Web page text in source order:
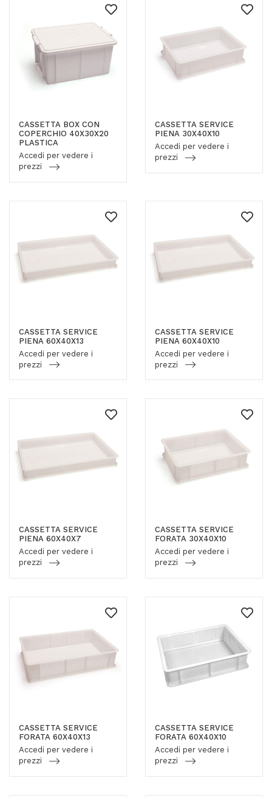
CASSETTA BOX CON
COPERCHIO 40X30X20
PLASTICA
Accedi per vedere i
prezzi
CASSETTA SERVICE
PIENA 30X40X10
Accedi per vedere i
prezzi
CASSETTA SERVICE
PIENA 60X40X13
Accedi per vedere i
prezzi
CASSETTA SERVICE
PIENA 60X40X10
Accedi per vedere i
prezzi
CASSETTA SERVICE
PIENA 60X40X7
Accedi per vedere i
prezzi
CASSETTA SERVICE
FORATA 30X40X10
Accedi per vedere i
prezzi
CASSETTA SERVICE
FORATA 60X40X13
Accedi per vedere i
prezzi
CASSETTA SERVICE
FORATA 60X40X10
Accedi per vedere i
prezzi